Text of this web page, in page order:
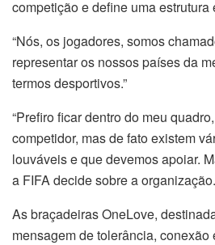
competição e define uma estrutura
“Nós, os jogadores, somos
representar os nossos países da
termos desportivos.”
“Prefiro ficar dentro do meu
competidor, mas de fato existem
louváveis ​​e que devemos apoiar.
a FIFA decide sobre a
As braçadeiras OneLove,
mensagem de tolerância,